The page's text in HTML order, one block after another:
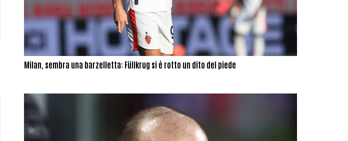
Milan, sembra una barzelletta: Füllkrug si è rotto un dito del piede